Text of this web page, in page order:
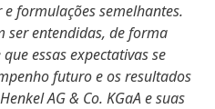
formulações semelhantes.
ser entendidas, de forma
essas expectativas se
futuro e os resultados
AG & Co. KGaA e suas